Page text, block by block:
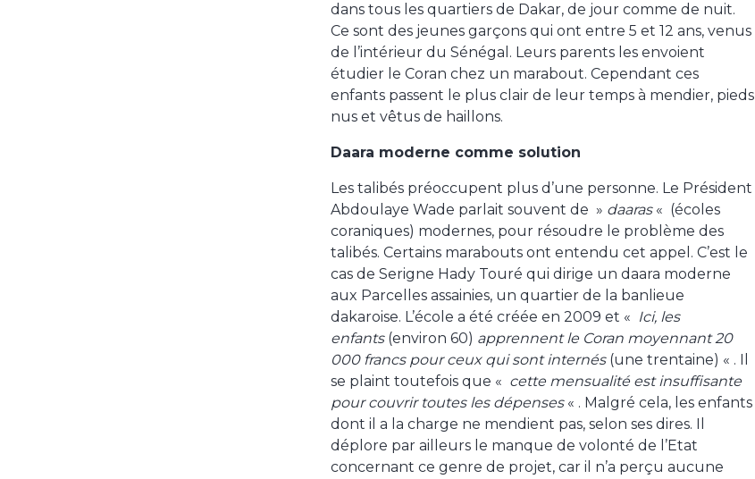
dans tous les quartiers de Dakar, de jour comme de nuit.
Ce sont des jeunes garçons qui ont entre 5 et 12 ans, venus
de l’intérieur du Sénégal. Leurs parents les envoient
étudier le Coran chez un marabout. Cependant ces
enfants passent le plus clair de leur temps à mendier, pieds
nus et vêtus de haillons.
Daara moderne comme solution
Les talibés préoccupent plus d’une personne. Le Président
Abdoulaye Wade parlait souvent de » daaras « (écoles
coraniques) modernes, pour résoudre le problème des
talibés. Certains marabouts ont entendu cet appel. C’est le
cas de Serigne Hady Touré qui dirige un daara moderne
aux Parcelles assainies, un quartier de la banlieue
dakaroise. L’école a été créée en 2009 et « Ici, les
enfants (environ 60) apprennent le Coran moyennant 20
000 francs pour ceux qui sont internés (une trentaine) « . Il
se plaint toutefois que « cette mensualité est insuffisante
pour couvrir toutes les dépenses « . Malgré cela, les enfants
dont il a la charge ne mendient pas, selon ses dires. Il
déplore par ailleurs le manque de volonté de l’Etat
concernant ce genre de projet, car il n’a perçu aucune